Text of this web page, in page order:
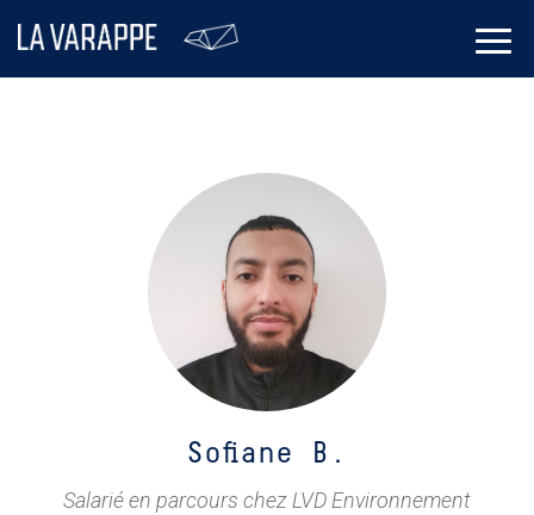
Sofiane B.
Salarié en parcours chez LVD Environnement